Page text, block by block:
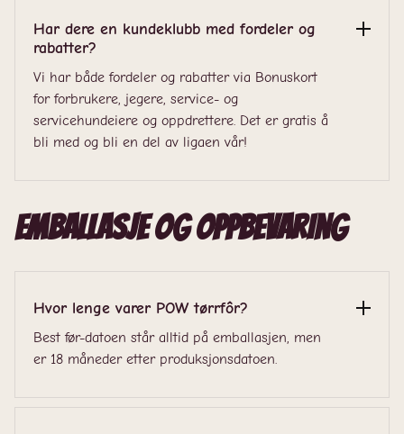
Har dere en kundeklubb med fordeler og
rabatter?
Vi har både fordeler og rabatter via Bonuskort
for forbrukere, jegere, service- og
servicehundeiere og oppdrettere. Det er gratis å
bli med og bli en del av ligaen vår!
Emballasje og oppbevaring
Hvor lenge varer POW tørrfôr?
Best før-datoen står alltid på emballasjen, men
er 18 måneder etter produksjonsdatoen.